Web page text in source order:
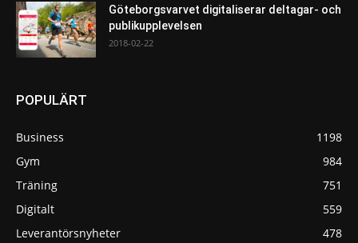
Göteborgsvarvet digitaliserar deltagar- och
publikupplevelsen
2018-02-22
POPULÄRT
Business
1198
Gym
984
Träning
751
Digitalt
559
Leverantörsnyheter
478